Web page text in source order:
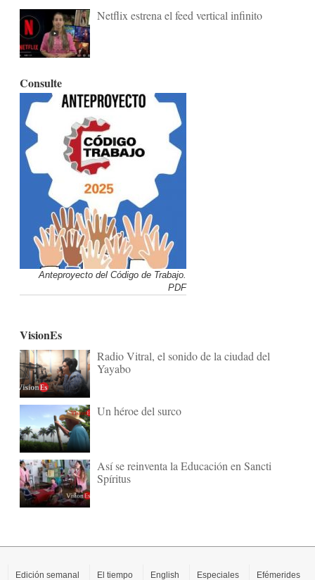
Netflix estrena el feed vertical infinito
Consulte
Anteproyecto del Código de Trabajo.
PDF
VisionEs
Radio Vitral, el sonido de la ciudad del
Yayabo
Un héroe del surco
Así se reinventa la Educación en Sancti
Spíritus
Edición semanal El tiempo English Especiales Efémerides